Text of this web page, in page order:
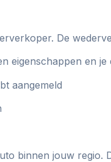
De
eigenschappen en je
aangemeld
binnen jouw regio.